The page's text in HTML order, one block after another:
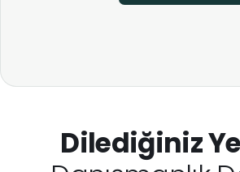
Dilediğiniz